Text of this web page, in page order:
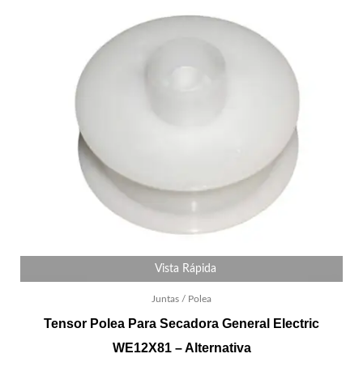
Vista Rápida
Juntas / Polea
Tensor Polea Para Secadora General Electric
WE12X81 – Alternativa